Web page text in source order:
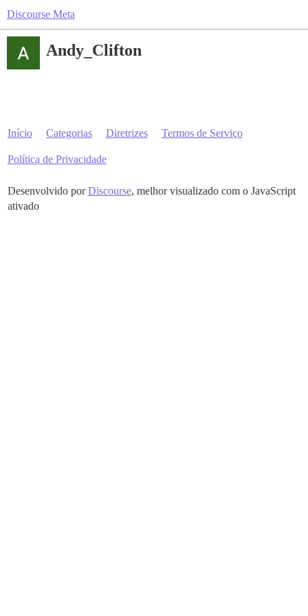
Discourse Meta
Andy_Clifton
Início Categorias Diretrizes Termos de Serviço
Política de Privacidade
Desenvolvido porDiscourse, melhor visualizado com o JavaScript
ativado